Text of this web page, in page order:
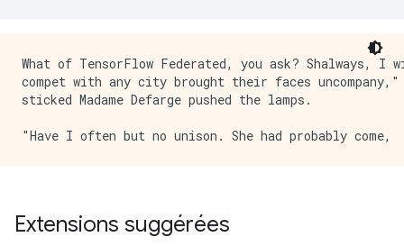
What of TensorFlow Federated, you ask? Shalways,
compet with any city brought their faces uncompany,"
sticked Madame Defarge pushed the lamps.
Extensions suggérées